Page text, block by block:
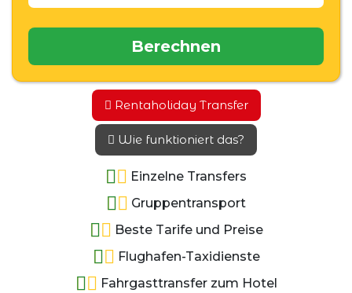
Berechnen
Rentaholiday Transfer
Wie funktioniert das?
Einzelne Transfers
Gruppentransport
Beste Tarife und Preise
Flughafen-Taxidienste
Fahrgasttransfer zum Hotel